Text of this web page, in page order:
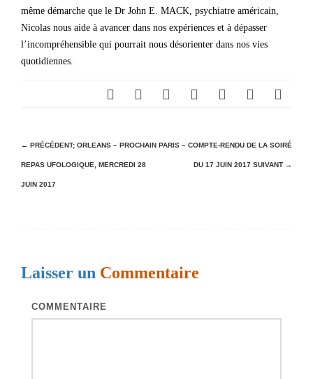
même démarche que le Dr John E. MACK, psychiatre américain,
Nicolas nous aide à avancer dans nos expériences et à dépasser
l’incompréhensible qui pourrait nous désorienter dans nos vies
quotidiennes.
N
a
v
t
← PRÉCÉDENT; ORLEANS – PROCHAIN
REPAS UFOLOGIQUE, MERCREDI 28
JUIN 2017
PARIS – COMPTE-RENDU DE LA SOIRÉ
DU 17 JUIN 2017 SUIVANT →
Laisser un Commentaire
COMMENTAIRE